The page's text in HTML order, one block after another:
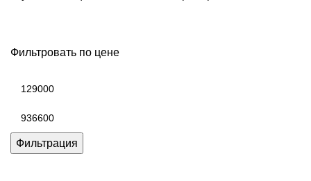
Фильтровать по цене
Фильтрация